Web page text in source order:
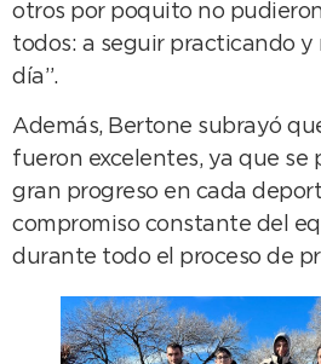
otros por poquito no
todos: a seguir practicando y
día”.
Además, Bertone subrayó
fueron excelentes, ya que se
gran progreso en cada
compromiso constante del
durante todo el proceso de